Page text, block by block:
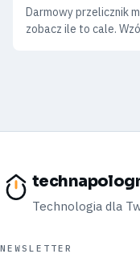
Darmowy przelicznik
zobacz ile to cale.
Technologia dla
NEWSLETTER